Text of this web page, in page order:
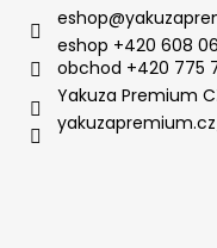
eshop@
eshop +420 608
obchod +420 775
Yakuza Premium